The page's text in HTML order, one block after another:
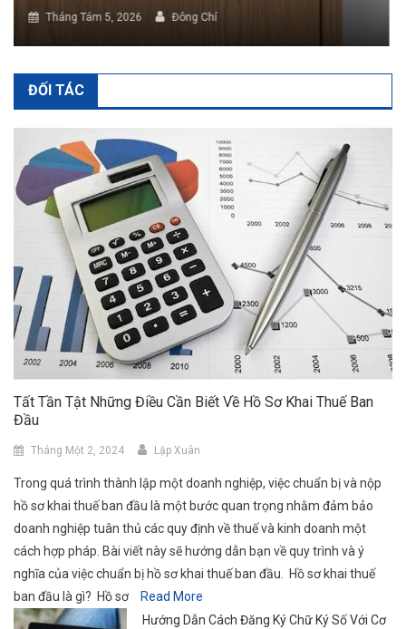
Tháng Tám 5, 2026 Đông Chí
ĐỐI TÁC
Tất Tần Tật Những Điều Cần Biết Về Hồ Sơ Khai Thuế Ban
Đầu
Tháng Một 2, 2024 Lập Xuân
Trong quá trình thành lập một doanh nghiệp, việc chuẩn bị và nộp
hồ sơ khai thuế ban đầu là một bước quan trọng nhằm đảm bảo
doanh nghiệp tuân thủ các quy định về thuế và kinh doanh một
cách hợp pháp. Bài viết này sẽ hướng dẫn bạn về quy trình và ý
nghĩa của việc chuẩn bị hồ sơ khai thuế ban đầu. Hồ sơ khai thuế
ban đầu là gì? Hồ sơ
Read More
Hướng Dẫn Cách Đăng Ký Chữ Ký Số Với Cơ